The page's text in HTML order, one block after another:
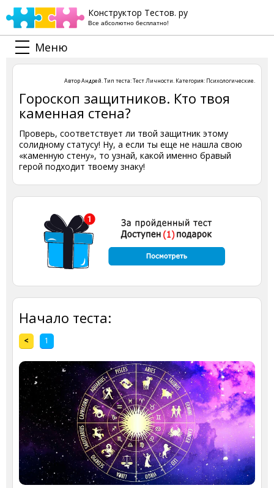
Конструктор Тестов. ру
Все абсолютно бесплатно!
Меню
АвторАндрей. Тип теста:Тест Личности. Категория: Психологические.
Гороскоп защитников. Кто твоя
каменная стена?
Проверь, соответствует ли твой защитник этому
солидному статусу! Ну, а если ты еще не нашла свою
«каменную стену», то узнай, какой именно бравый
герой подходит твоему знаку!
Начало теста:
< 1